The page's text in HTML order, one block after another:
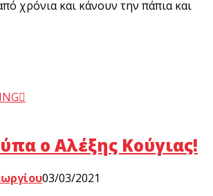
χρόνια και κάνουν την πάπια και
ο Αλέξης Κούγιας!
03/03/2021